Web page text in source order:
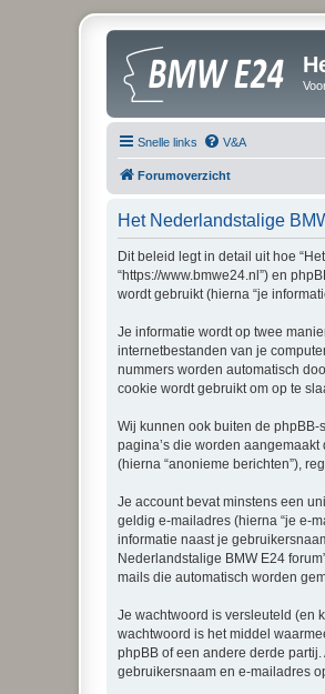
Snelle links V&A
Forumoverzicht
Het Nederlandstalige
Dit beleid legt in detail uit hoe
“https://www.bmwe24.nl”) en
wordt gebruikt (hierna “je
Je informatie wordt op twee
internetbestanden van je
nummers worden automatisch
cookie wordt gebruikt om op te
Wij kunnen ook buiten de phpBB-
pagina’s die worden
(hierna “anonieme berichten”),
Je account bevat minstens een
geldig e-mailadres (hierna “je e-
informatie naast je
Nederlandstalige BMW E24
mails die automatisch worden
Je wachtwoord is versleuteld (en
wachtwoord is het middel
phpBB of een andere derde
gebruikersnaam en e-mailadres